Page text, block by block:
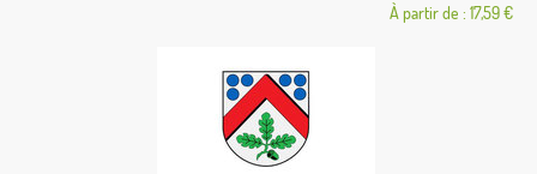
À partir de : 17,59 €